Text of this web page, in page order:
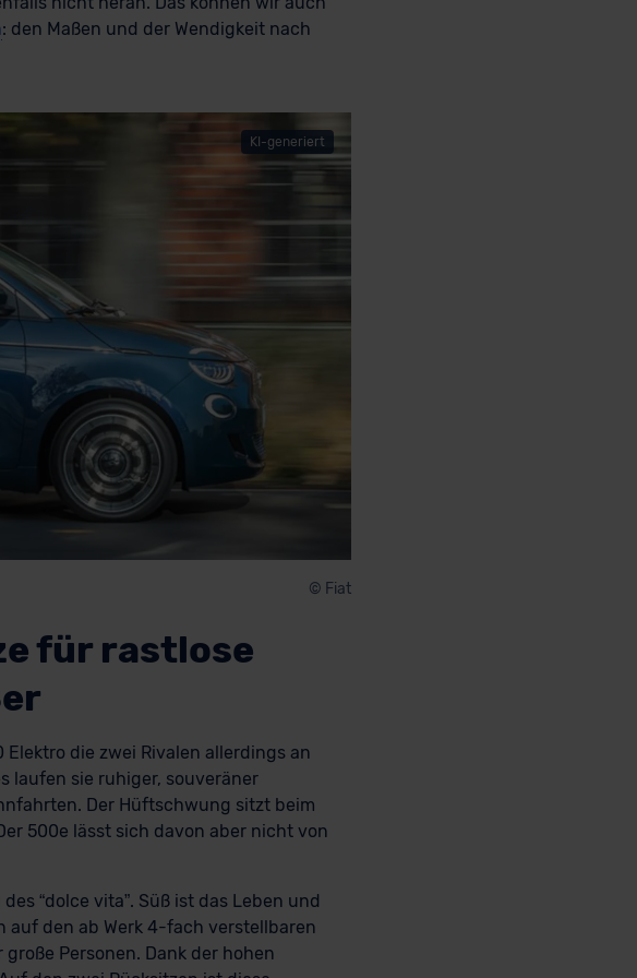
: den Maßen und der Wendigkeit nach
KI-generiert
© Fiat
für rastlose
die zwei Rivalen allerdings an
laufen sie ruhiger, souveräner
Der Hüftschwung sitzt beim
500e lässt sich davon aber nicht von
“dolce vita”. Süß ist das Leben und
auf den ab Werk 4-fach verstellbaren
Personen. Dank der hohen